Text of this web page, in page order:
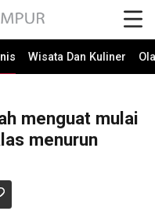
Wisata Dan Kuliner
menguat mulai
menurun